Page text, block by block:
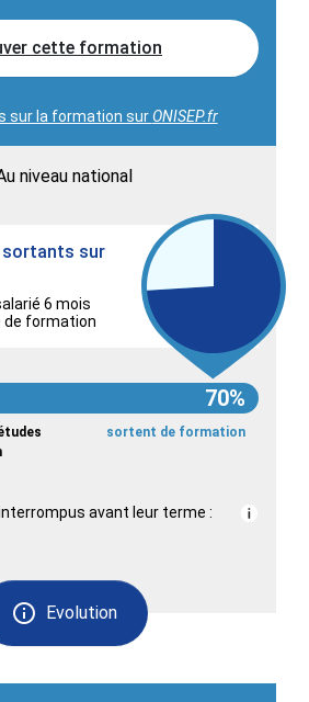
cette formation
sur la formation surONISEP.fr
niveau national
Evolution
sortants sur
6 mois
de formation
70%
sortent de formation
avant leur terme :